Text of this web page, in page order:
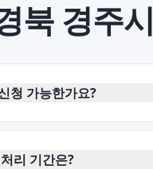
북 경주시
청 가능한가요?
리 기간은?